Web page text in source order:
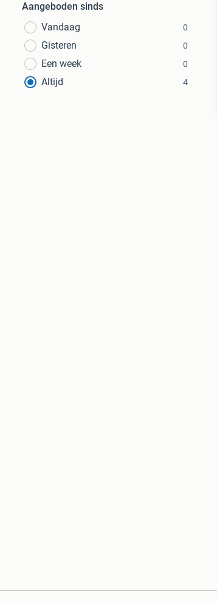
Aangeboden sinds
Vandaag
0
Gisteren 0
Een week 0
Altijd 4